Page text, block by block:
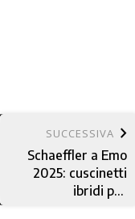
SUCCESSIVA keyboard_arrow_right
Schaeffler a Emo
2025: cuscinetti
ibridi per